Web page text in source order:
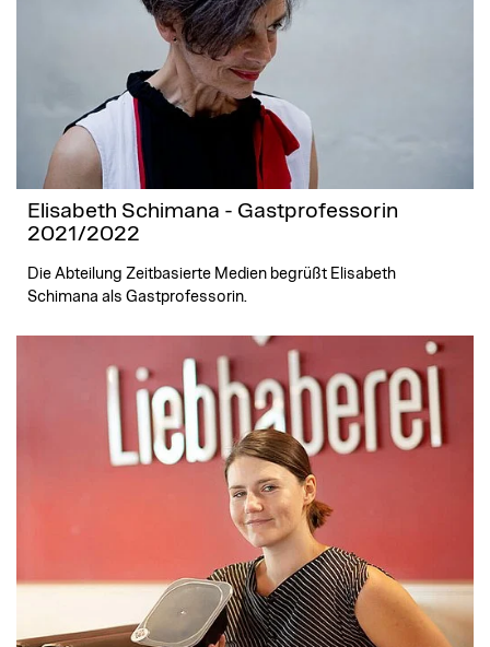
Elisabeth Schimana - Gastprofessorin
2021/2022
Die Abteilung Zeitbasierte Medien begrüßt Elisabeth
Schimana als Gastprofessorin.